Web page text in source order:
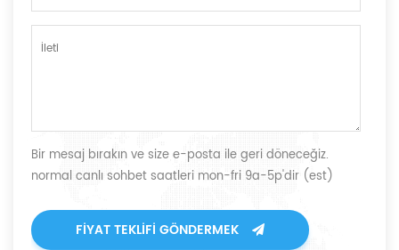
Bir mesaj bırakın ve size e-posta ile geri döneceğiz.
normal canlı sohbet saatleri mon-fri 9a-5p'dir (est)
FIYAT TEKLIFI GÖNDERMEK